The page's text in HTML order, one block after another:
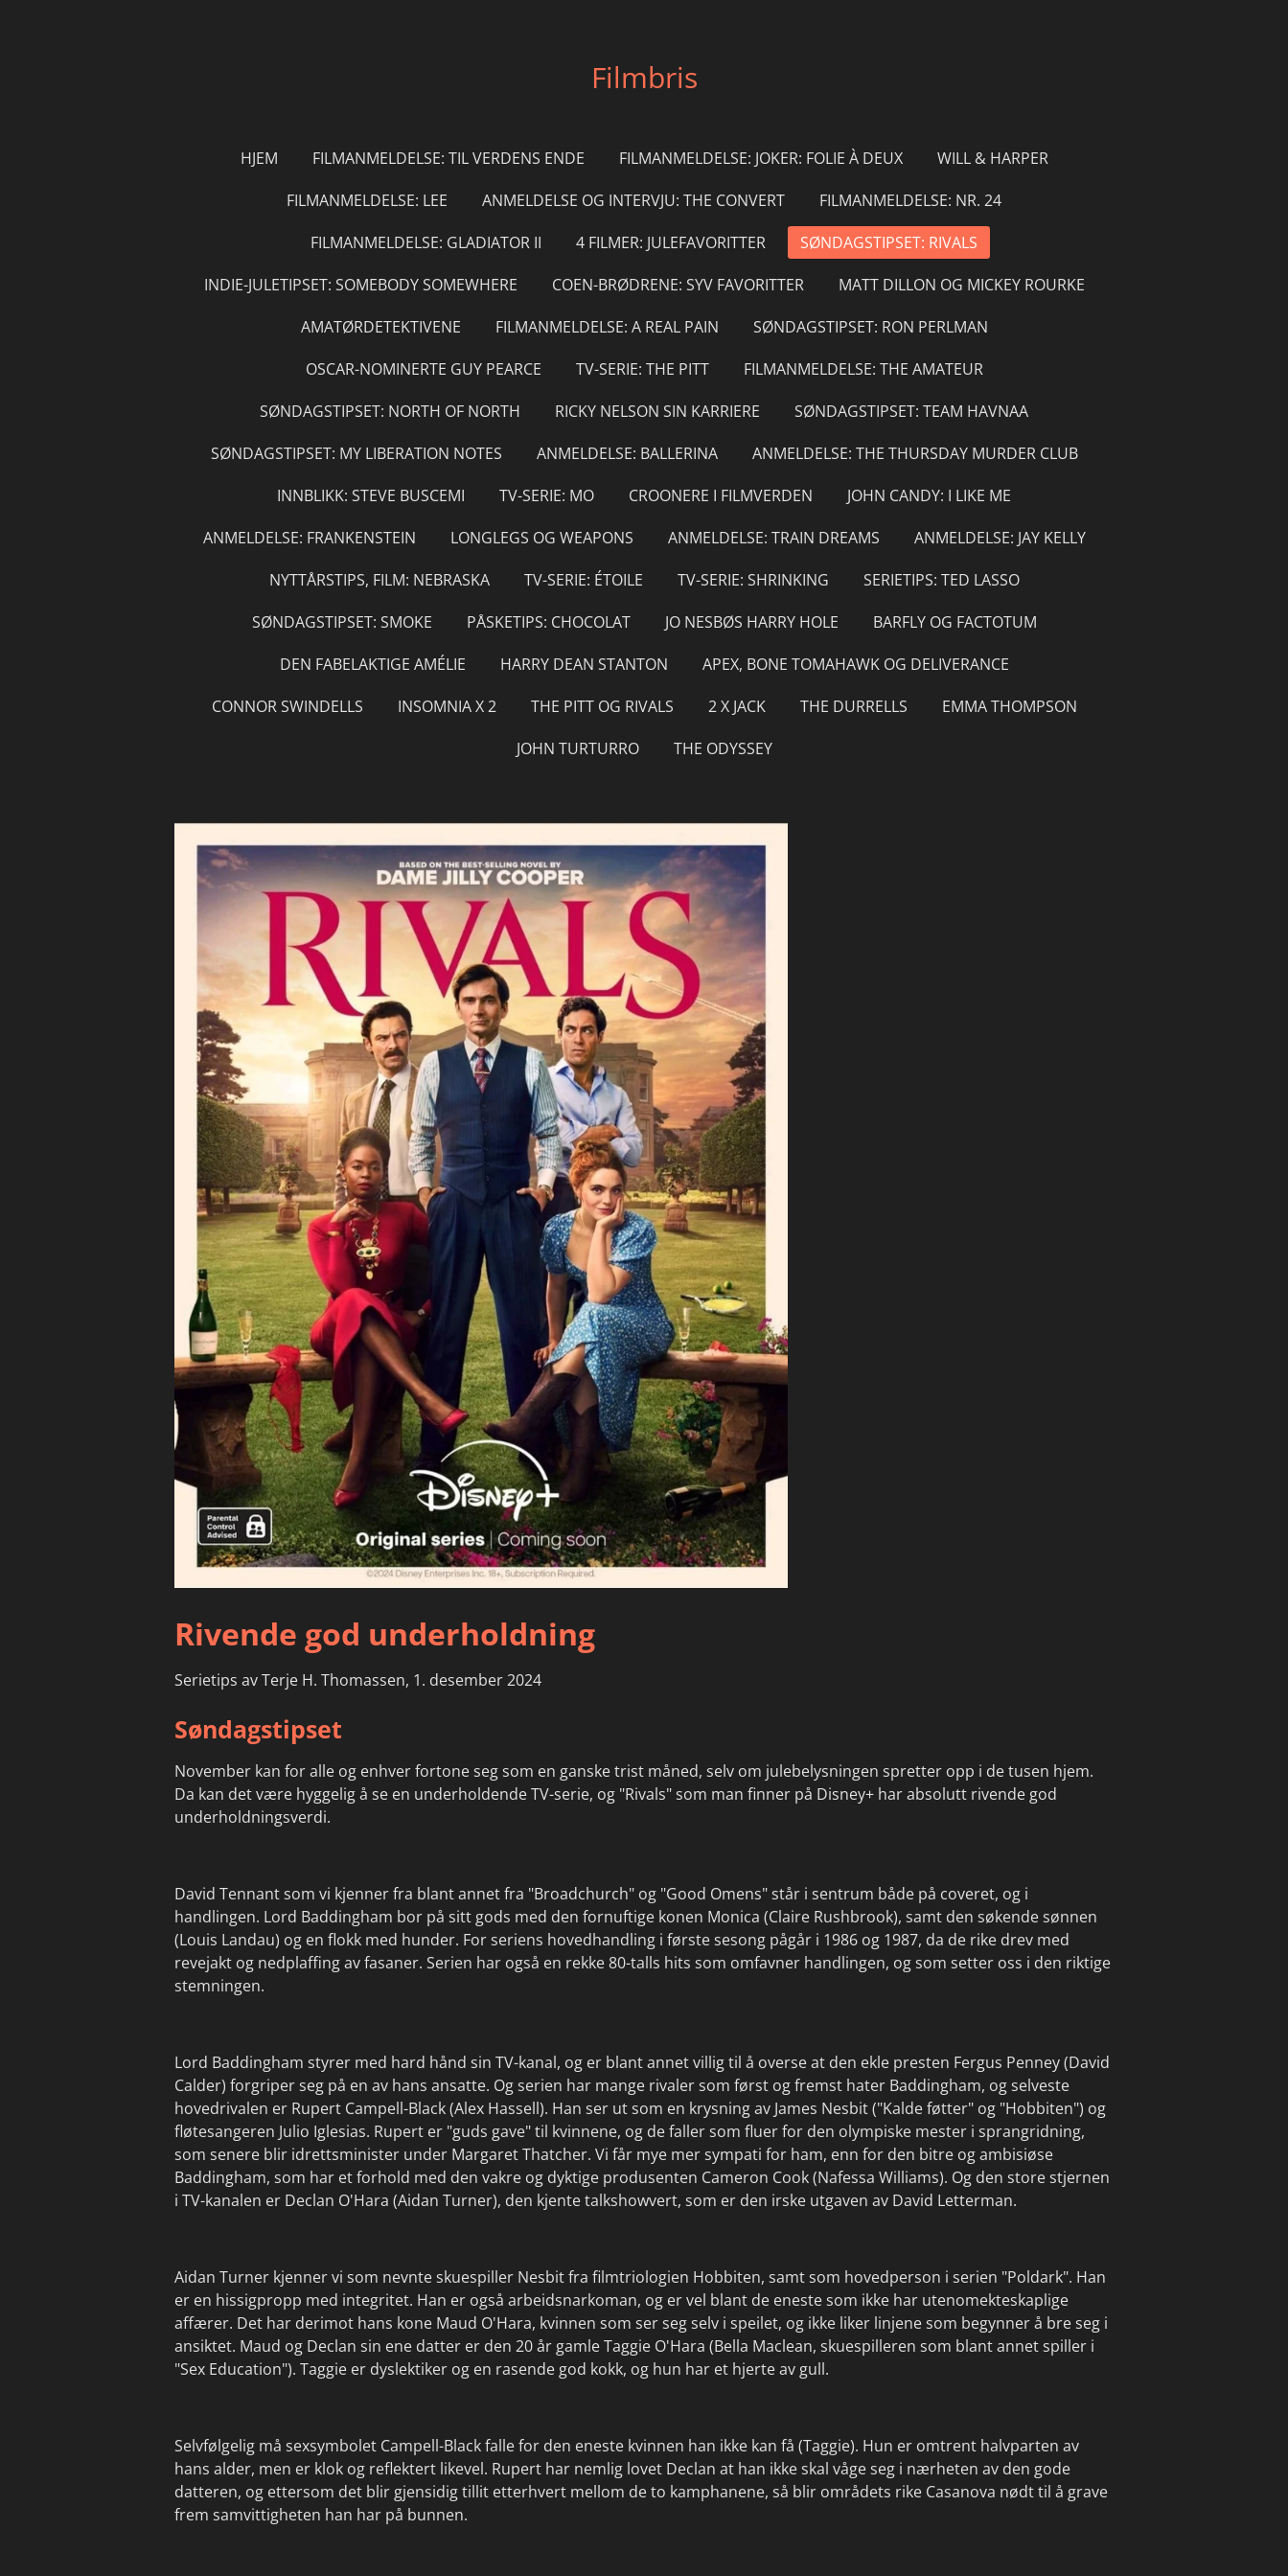
Filmbris
HJEM FILMANMELDELSE: TIL VERDENS ENDE FILMANMELDELSE: JOKER: FOLIE À DEUX
WILL & HARPER
FILMANMELDELSE: LEE
ANMELDELSE OG INTERVJU: THE CONVERT
FILMANMELDELSE: NR. 24
FILMANMELDELSE: GLADIATOR II
4 FILMER: JULEFAVORITTER
SØNDAGSTIPSET: RIVALS
INDIE-JULETIPSET: SOMEBODY SOMEWHERE
COEN-BRØDRENE: SYV FAVORITTER
MATT DILLON OG MICKEY ROURKE
AMATØRDETEKTIVENE
FILMANMELDELSE: A REAL PAIN
SØNDAGSTIPSET: RON PERLMAN
OSCAR-NOMINERTE GUY PEARCE
TV-SERIE: THE PITT
FILMANMELDELSE: THE AMATEUR
SØNDAGSTIPSET: NORTH OF NORTH
RICKY NELSON SIN KARRIERE
SØNDAGSTIPSET: TEAM HAVNAA
SØNDAGSTIPSET: MY LIBERATION NOTES
ANMELDELSE: BALLERINA
ANMELDELSE: THE THURSDAY MURDER CLUB
INNBLIKK: STEVE BUSCEMI
TV-SERIE: MO CROONERE I FILMVERDEN
JOHN CANDY: I LIKE ME
ANMELDELSE: FRANKENSTEIN
LONGLEGS OG WEAPONS ANMELDELSE: TRAIN DREAMS
ANMELDELSE: JAY KELLY
NYTTÅRSTIPS, FILM: NEBRASKA
TV-SERIE: ÉTOILE TV-SERIE: SHRINKING
SERIETIPS: TED LASSO
SØNDAGSTIPSET: SMOKE
PÅSKETIPS: CHOCOLAT JO NESBØS HARRY HOLE
BARFLY OG FACTOTUM
DEN FABELAKTIGE AMÉLIE
HARRY DEAN STANTON
APEX, BONE TOMAHAWK OG DELIVERANCE
CONNOR SWINDELLS
INSOMNIA X 2 THE PITT OG RIVALS 2 X JACK THE DURRELLS
EMMA THOMPSON
JOHN TURTURRO
THE ODYSSEY
Rivende god underholdning
Serietips av Terje H. Thomassen, 1. desember 2024
Søndagstipset
November kan for alle og enhver fortone seg som en ganske trist måned, selv om julebelysningen spretter opp i de tusen hjem.
Da kan det være hyggelig å se en underholdende TV-serie, og "Rivals" som man finner på Disney+ har absolutt rivende god
underholdningsverdi.
David Tennant som vi kjenner fra blant annet fra "Broadchurch" og "Good Omens" står i sentrum både på coveret, og i
handlingen. Lord Baddingham bor på sitt gods med den fornuftige konen Monica (Claire Rushbrook), samt den søkende sønnen
(Louis Landau) og en flokk med hunder. For seriens hovedhandling i første sesong pågår i 1986 og 1987, da de rike drev med
revejakt og nedplaffing av fasaner. Serien har også en rekke 80-talls hits som omfavner handlingen, og som setter oss i den riktige
stemningen.
Lord Baddingham styrer med hard hånd sin TV-kanal, og er blant annet villig til å overse at den ekle presten Fergus Penney (David
Calder) forgriper seg på en av hans ansatte. Og serien har mange rivaler som først og fremst hater Baddingham, og selveste
hovedrivalen er Rupert Campell-Black (Alex Hassell). Han ser ut som en krysning av James Nesbit ("Kalde føtter" og "Hobbiten") og
fløtesangeren Julio Iglesias. Rupert er "guds gave" til kvinnene, og de faller som fluer for den olympiske mester i sprangridning,
som senere blir idrettsminister under Margaret Thatcher. Vi får mye mer sympati for ham, enn for den bitre og ambisiøse
Baddingham, som har et forhold med den vakre og dyktige produsenten Cameron Cook (Nafessa Williams). Og den store stjernen
i TV-kanalen er Declan O'Hara (Aidan Turner), den kjente talkshowvert, som er den irske utgaven av David Letterman.
Aidan Turner kjenner vi som nevnte skuespiller Nesbit fra filmtriologien Hobbiten, samt som hovedperson i serien "Poldark". Han
er en hissigpropp med integritet. Han er også arbeidsnarkoman, og er vel blant de eneste som ikke har utenomekteskaplige
affærer. Det har derimot hans kone Maud O'Hara, kvinnen som ser seg selv i speilet, og ikke liker linjene som begynner å bre seg i
ansiktet. Maud og Declan sin ene datter er den 20 år gamle Taggie O'Hara (Bella Maclean, skuespilleren som blant annet spiller i
"Sex Education"). Taggie er dyslektiker og en rasende god kokk, og hun har et hjerte av gull.
Selvfølgelig må sexsymbolet Campell-Black falle for den eneste kvinnen han ikke kan få (Taggie). Hun er omtrent halvparten av
hans alder, men er klok og reflektert likevel. Rupert har nemlig lovet Declan at han ikke skal våge seg i nærheten av den gode
datteren, og ettersom det blir gjensidig tillit etterhvert mellom de to kamphanene, så blir områdets rike Casanova nødt til å grave
frem samvittigheten han har på bunnen.